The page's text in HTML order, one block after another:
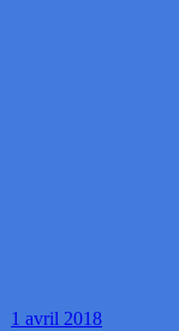
1 avril 2018